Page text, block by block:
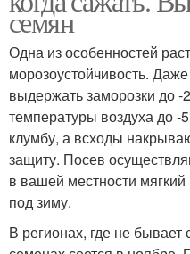
семян
Одна из особенностей
морозоустойчивость.
выдержать заморозки до -
температуры воздуха до
клумбу, а всходы
защиту. Посев
в вашей местности
под зиму.
В регионах, где не